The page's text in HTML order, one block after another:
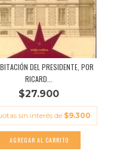
DEL PRESIDENTE, POR
RICARD...
$27.900
sin interés de $9.300